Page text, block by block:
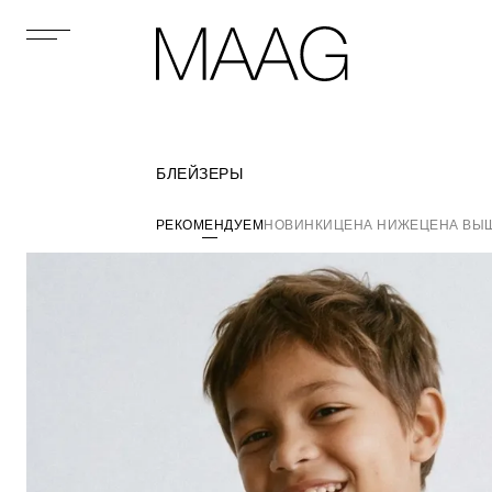
БЛЕЙЗЕРЫ
РЕКОМЕНДУЕМ НОВИНКИ ЦЕНА НИЖЕ ЦЕНА